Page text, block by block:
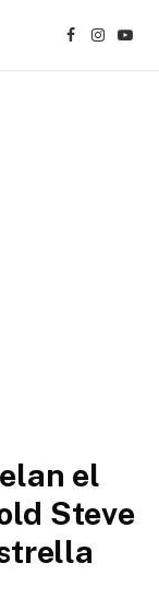
Facebook
el
Steve